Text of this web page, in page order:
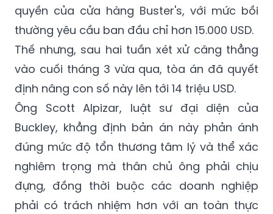
quyền của cửa hàng Buster's, với mức bồi
thường yêu cầu ban đầu chỉ hơn 15.000 USD.
Thế nhưng, sau hai tuần xét xử căng thẳng
vào cuối tháng 3 vừa qua, tòa án đã quyết
định nâng con số này lên tới 14 triệu USD.
Ông Scott Alpizar, luật sư đại diện của
Buckley, khẳng định bản án này phản ánh
đúng mức độ tổn thương tâm lý và thể xác
nghiêm trọng mà thân chủ ông phải chịu
đựng, đồng thời buộc các doanh nghiệp
phải có trách nhiệm hơn với an toàn thực